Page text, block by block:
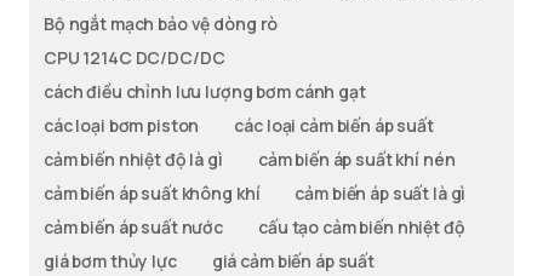
Bộ ngắt mạch bảo vệ dòng rò
CPU 1214C DC/DC/DC
cách điều chỉnh lưu lượng bơm cánh gạt
các loại bơm piston
các loại cảm biến áp suất
cảm biến nhiệt độ là gì
cảm biến áp suất khí nén
cảm biến áp suất không khí
cảm biến áp suất là gì
cảm biến áp suất nước
cấu tạo cảm biến nhiệt độ
giá bơm thủy lực
giá cảm biến áp suất